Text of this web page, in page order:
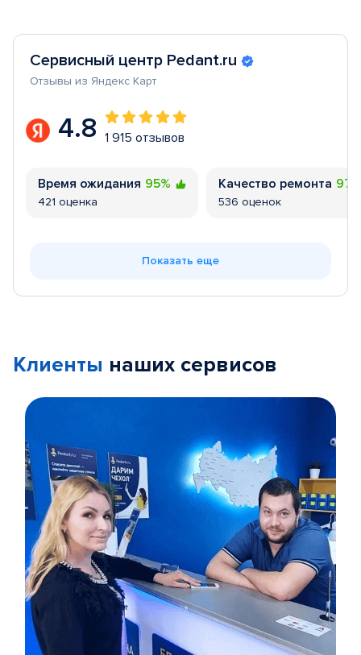
Сервисный центр Pedant.ru
Отзывы из Яндекс Карт
4.8 1 915 отзывов
Время ожидания 95%
421 оценка
Качество ремонта
536 оценок
Показать еще
Клиенты наших сервисов